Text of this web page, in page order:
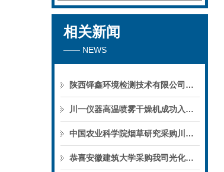
相关新闻
—— NEWS
陕西铎鑫环境检测技术有限公司采购我司全自动液液萃取仪
川一仪器高温喷雾干燥机成功入驻鄱阳职业学院，助力职业教育实训平台升级
中国农业科学院烟草研究采购川一仪器喷雾干燥机
恭喜安徽建筑大学采购我司光化学反应仪